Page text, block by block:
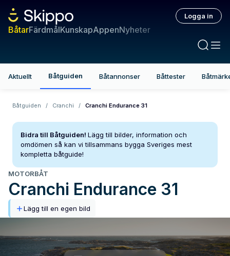
BåtarFärdmålKunskapAppenNyheter
Logga in
Aktuellt Båtguiden Båtannonser Båttester
Båtguiden / Cranchi / Cranchi Endurance 31
Bidra till Båtguiden! Lägg till bilder, information och
omdömen så kan vi tillsammans bygga Sveriges mest
kompletta båtguide!
MOTORBÅT
Cranchi Endurance 31
Lägg till en egen bild